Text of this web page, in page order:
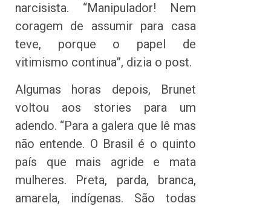
narcisista. “Manipulador! Nem
coragem de assumir para casa
teve, porque o papel de
vitimismo continua”, dizia o post.
Algumas horas depois, Brunet
voltou aos stories para um
adendo. “Para a galera que lê mas
não entende. O Brasil é o quinto
país que mais agride e mata
mulheres. Preta, parda, branca,
amarela, indígenas. São todas